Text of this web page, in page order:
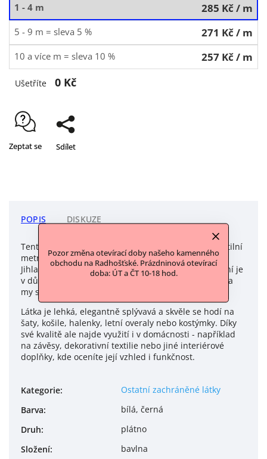
Pozor změna otevírací doby našeho kamenného
obchodu na Radhošťské. Prázdninová otevírací
doba: ÚT a ČT 10-18 hod.
1 - 4 m 285 Kč/ m
5 - 9 m = sleva 5 % 271 Kč/ m
10 a více m = sleva 10 % 257 Kč/ m
Ušetříte 0 Kč
Zeptat se Sdílet
POPIS DISKUZE
Tento materiál pochází ze zrušeného obchodu s textilní
metráží v Jihlavě. Odkoupili jsme ho od paní, která v
Jihlavě měla obchod s látkami už před revolucí a nyní je
v důchodu. Některé materiály jí z podnikání zůstaly a
my se je teď skrze vás snažíme poslat dále.
Látka je lehká, elegantně splývavá a skvěle se hodí na
šaty, košile, halenky, letní overaly nebo kostýmky. Díky
své kvalitě ale najde využití i v domácnosti - například
na závěsy, dekorativní textilie nebo jiné interiérové
doplňky, kde oceníte její vzhled i funkčnost.
Kategorie:
Ostatní zachráněné látky
Barva:
bílá, černá
Druh:
plátno
Složení:
bavlna